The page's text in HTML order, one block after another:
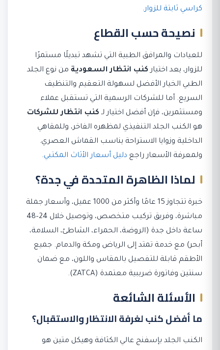
كراسي ثابتة للزوار.
نصيحة حسب القطاع
للعيادات والمرافق الطبية التي تشهد تبديلًا مستمرًا
للزوار، يعد اختيار كنب انتظار السعودية من نوع الجلد
الطبي الخيار الأفضل لسهولة التعقيم والتنظيف
السريع. أما للشركات الرسمية التي تستقبل عملاء
ومستثمرين، فإن أفضل اختيار لـ كنب انتظار للشركات
هو الكنب الجلد التنفيذي لمظهره الفاخر، وللمقاهي
الداخلية وزوايا الاستراحة يناسب القماش العصري.
ولمعرفة الأسعار راجع دليل أسعار الأثاث المكتبي.
لماذا الظاهرة المتحدة في جدة؟
خبرة تتجاوز 15 عامًا وأكثر من 1000 عميل، وأسعار جملة
مباشرة، وفريق تركيب متخصص، وتوصيل خلال 24–48
ساعة داخل جدة (الروضة، الحمراء، الشاطئ، السلامة،
أبحر) مع خدمة تمتد إلى الرياض ومكة والدمام. جميع
الأطقم قابلة للتفصيل بالمقاس واللون، مع ضمان
سنتين وفاتورة ضريبية معتمدة (ZATCA).
الأسئلة الشائعة
ما أفضل كنب لغرفة الانتظار والاستقبال؟
الكنب الجلد بإسفنج عالي الكثافة وهيكل متين هو